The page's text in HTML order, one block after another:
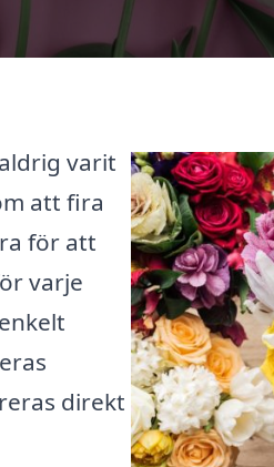
varit
att fira
för att
varje
direkt